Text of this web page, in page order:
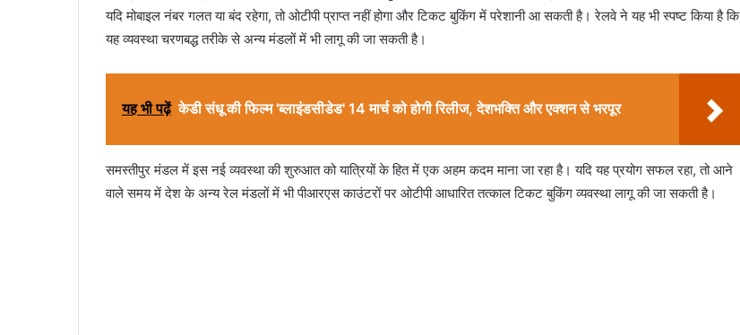
यदि मोबाइल नंबर गलत या बंद रहेगा, तो ओटीपी प्राप्त नहीं होगा और टिकट बुकिंग में परेशानी आ सकती है। रेलवे ने यह भी स्पष्ट किया है कि
यह व्यवस्था चरणबद्ध तरीके से अन्य मंडलों में भी लागू की जा सकती है।
यह भी पढ़ें केडी संधू की फिल्म 'ब्लाइंडसीडेड' 14 मार्च को होगी रिलीज, देशभक्ति और एक्शन से भरपूर
समस्तीपुर मंडल में इस नई व्यवस्था की शुरुआत को यात्रियों के हित में एक अहम कदम माना जा रहा है। यदि यह प्रयोग सफल रहा, तो आने
वाले समय में देश के अन्य रेल मंडलों में भी पीआरएस काउंटरों पर ओटीपी आधारित तत्काल टिकट बुकिंग व्यवस्था लागू की जा सकती है।